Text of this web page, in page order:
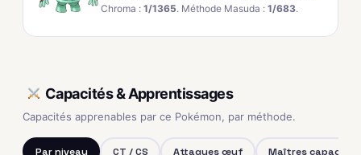
Chroma : 1/1365. Méthode Masuda : 1/683.
Capacités & Apprentissages
Capacités apprenables par ce Pokémon, par méthode.
Par niveau CT / CS Attaques œuf Maîtres capacités